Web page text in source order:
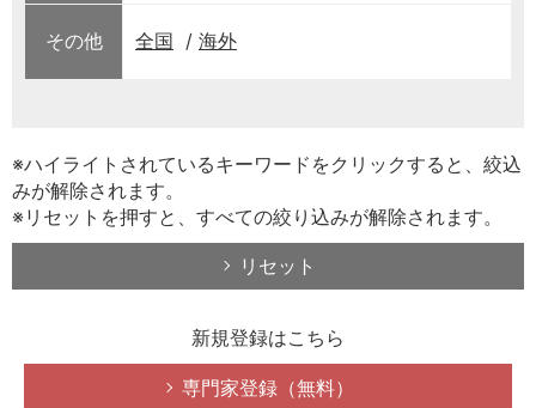
その他 全国 海外
※ハイライトされているキーワードをクリックすると、絞込
みが解除されます。
※リセットを押すと、すべての絞り込みが解除されます。
リセット
新規登録はこちら
専門家登録（無料）